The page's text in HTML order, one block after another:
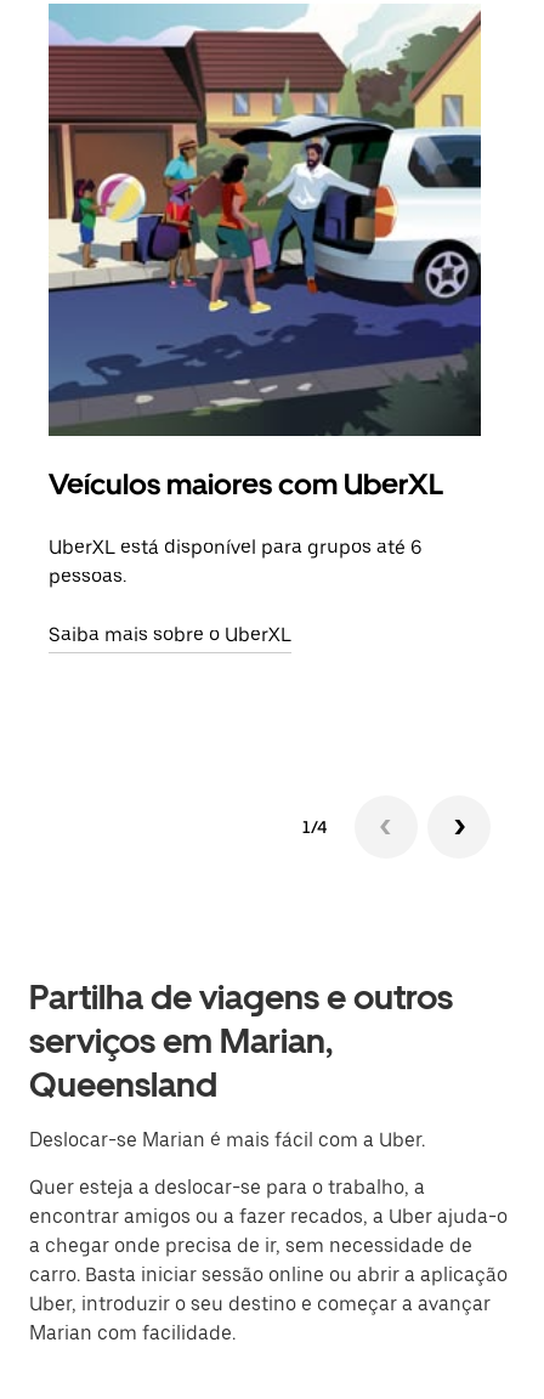
Veículos maiores com UberXL
UberXL está disponível para grupos até 6
pessoas.
Saiba mais sobre o UberXL
1/4
Partilha de viagens e outros
serviços em Marian,
Queensland
Deslocar-se Marian é mais fácil com a Uber.
Quer esteja a deslocar-se para o trabalho, a
encontrar amigos ou a fazer recados, a Uber ajuda-o
a chegar onde precisa de ir, sem necessidade de
carro. Basta iniciar sessão online ou abrir a aplicação
Uber, introduzir o seu destino e começar a avançar
Marian com facilidade.